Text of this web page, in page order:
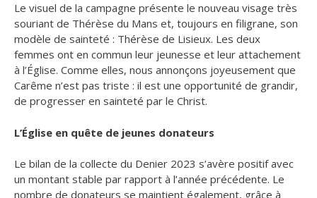
Le visuel de la campagne présente le nouveau visage très
souriant de Thérèse du Mans et, toujours en filigrane, son
modèle de sainteté : Thérèse de Lisieux. Les deux
femmes ont en commun leur jeunesse et leur attachement
à l’Église. Comme elles, nous annonçons joyeusement que
Carême n’est pas triste : il est une opportunité de grandir,
de progresser en sainteté par le Christ.
L’Église en quête de jeunes donateurs
Le bilan de la collecte du Denier 2023 s’avère positif avec
un montant stable par rapport à l’année précédente. Le
nombre de donateurs se maintient également, grâce à